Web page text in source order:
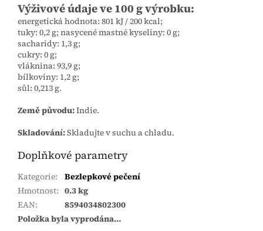
Výživové údaje ve 100 g výrobku:
energetická hodnota: 801 kJ / 200 kcal;
tuky: 0,2 g; nasycené mastné kyseliny: 0 g;
sacharidy: 1,3 g;
cukry: 0 g;
vláknina: 93,9 g;
bílkoviny: 1,2 g;
sůl: 0,213 g.
Země původu:Indie.
Skladování:Skladujte v suchu a chladu.
Doplňkové parametry
Kategorie:
Bezlepkové pečení
Hmotnost: 0.3 kg
EAN:
8594034802300
Položka byla vyprodána…